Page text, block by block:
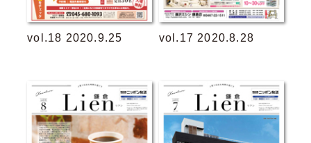
vol.18 2020.9.25 vol.17 2020.8.28